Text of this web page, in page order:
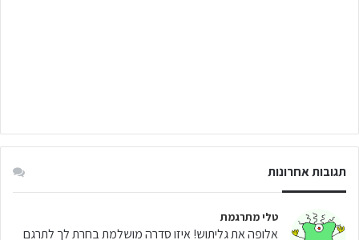
תגובות אחרונות
טלי מתרגמת
אלופה את גליתוש! איזו סדרה מושלמת בחרת לך לתרגם